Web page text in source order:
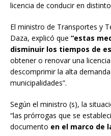
licencia de conducir en
El ministro de Transportes y
Daza, explicó que “estas
disminuir los tiempos de
obtener o renovar una
descomprimir la alta
municipalidades”.
Según el ministro (s), la
“las prórrogas que se
documento en el marco de